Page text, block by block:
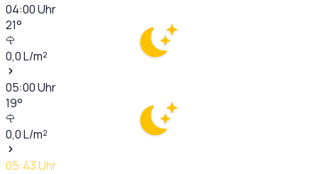
04:00Uhr
21°
0,0L/m²
05:00Uhr
19°
0,0L/m²
05:43Uhr